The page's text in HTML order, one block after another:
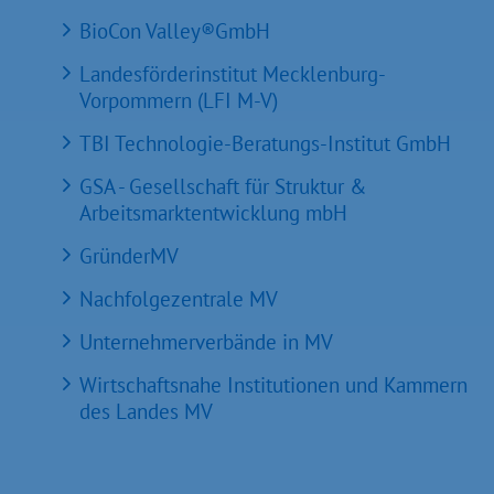
BioCon Valley®GmbH
Landesförderinstitut Mecklenburg-
Vorpommern (LFI M-V)
TBI Technologie-Beratungs-Institut GmbH
GSA - Gesellschaft für Struktur &
Arbeitsmarktentwicklung mbH
GründerMV
Nachfolgezentrale MV
Unternehmerverbände in MV
Wirtschaftsnahe Institutionen und Kammern
des Landes MV